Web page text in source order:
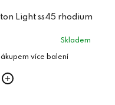
Light ss45 rhodium
Skladem